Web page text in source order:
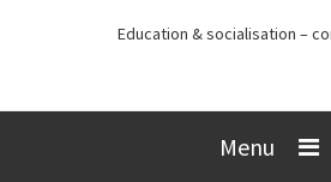
Education & socialisation –
Menu